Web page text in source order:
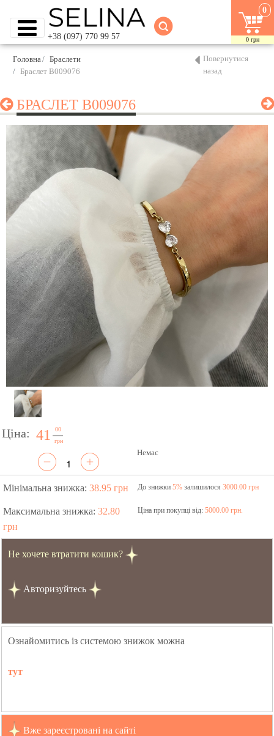
+38 (097) 770 99 57
0
0 грн
Головна
Браслети
Браслет B009076
Повернутися
назад
БРАСЛЕТ B009076
Ціна: 41
00
грн
Немає
Мінімальна знижка: 38.95 грн До знижки 5%залишилося 3000.00 грн
Максимальна знижка: 32.80
грн
Ціна при покупці від: 5000.00 грн.
Не хочете втратити кошик?
Авторизуйтесь
Ознайомитись із системою знижок можна
тут
Вже зареєстровані на сайті